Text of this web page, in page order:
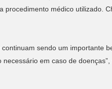
procedimento médico utilizado.
continuam sendo um importante
em caso de